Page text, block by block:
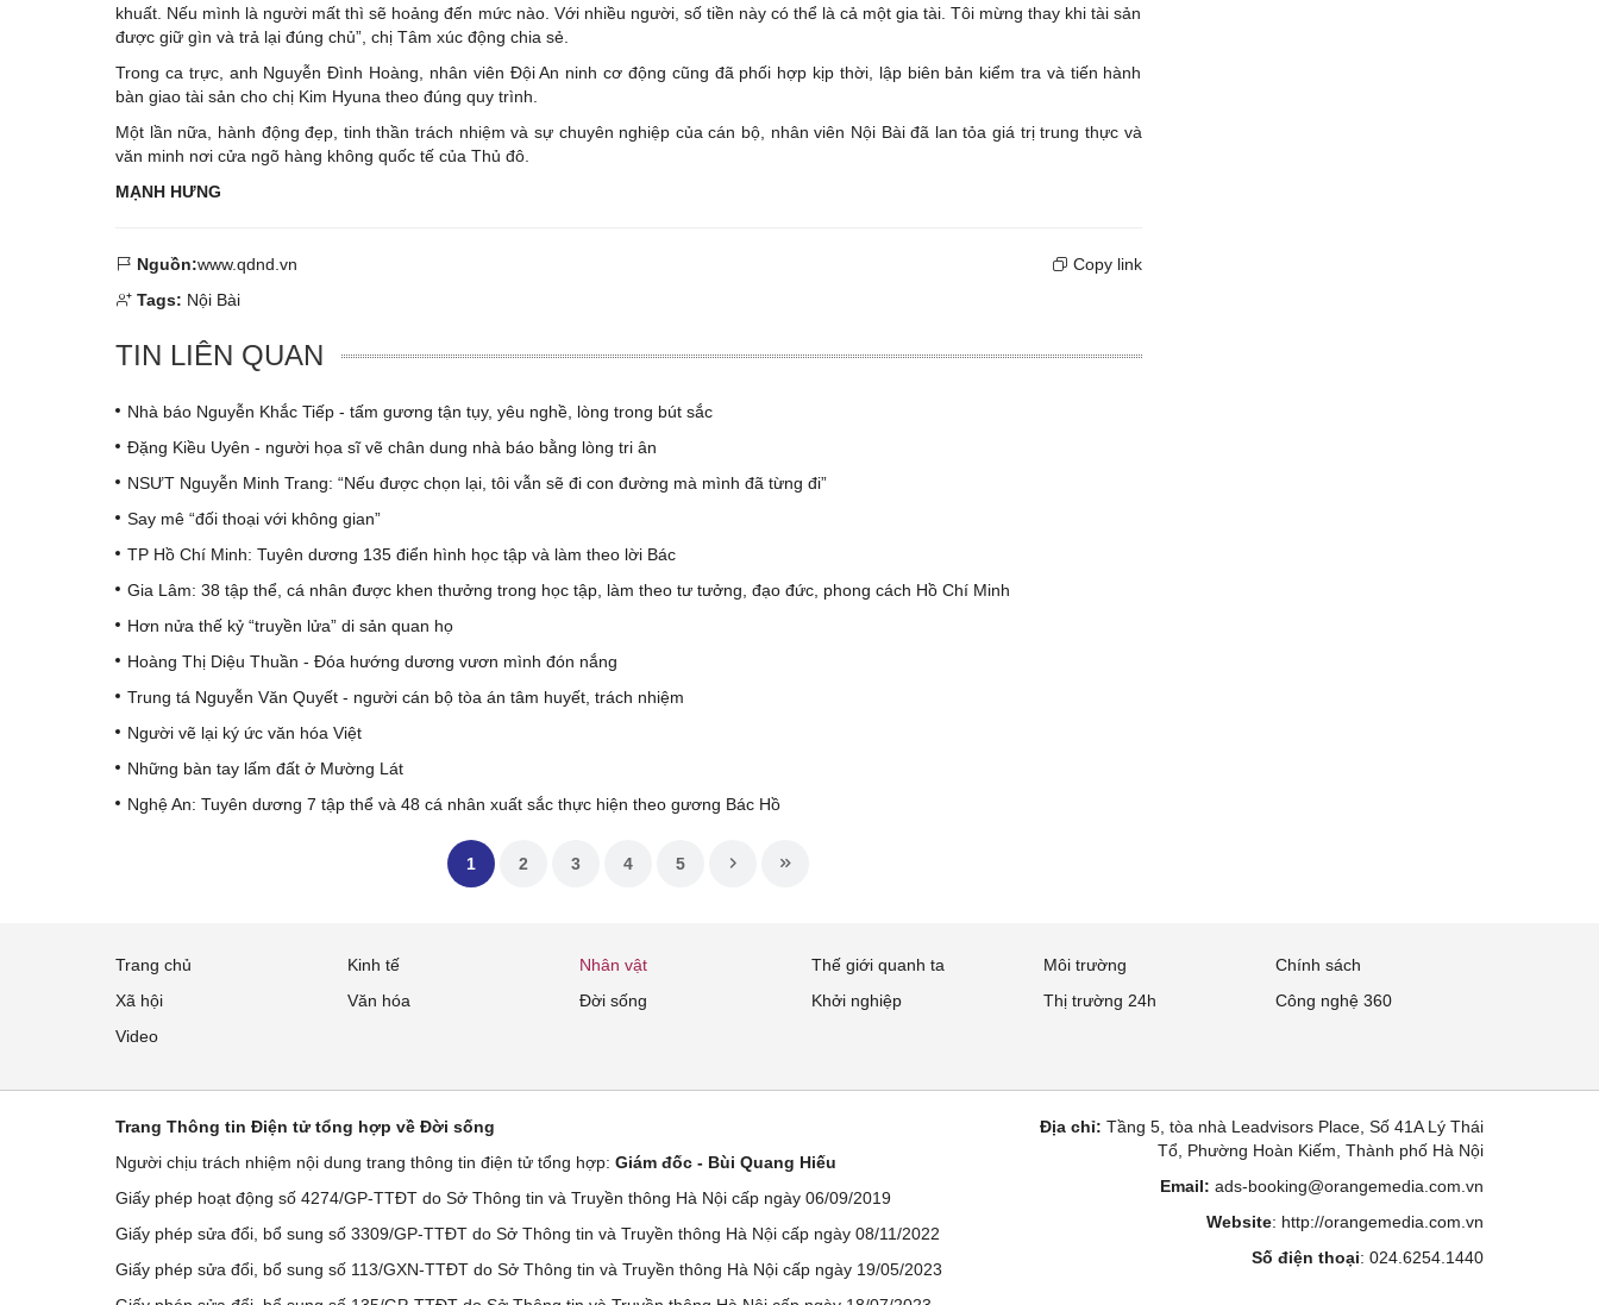
khuất. Nếu mình là người mất thì sẽ hoảng đến mức nào. Với nhiều người, số tiền này có thể là cả một gia tài. Tôi mừng thay khi tài sản
được giữ gìn và trả lại đúng chủ”, chị Tâm xúc động chia sẻ.
Trong ca trực, anh Nguyễn Đình Hoàng, nhân viên Đội An ninh cơ động cũng đã phối hợp kịp thời, lập biên bản kiểm tra và tiến hành
bàn giao tài sản cho chị Kim Hyuna theo đúng quy trình.
Một lần nữa, hành động đẹp, tinh thần trách nhiệm và sự chuyên nghiệp của cán bộ, nhân viên Nội Bài đã lan tỏa giá trị trung thực và
văn minh nơi cửa ngõ hàng không quốc tế của Thủ đô.
MẠNH HƯNG
Nguồn:www.qdnd.vn
Copy link
Tags: Nội Bài
TIN LIÊN QUAN
Nhà báo Nguyễn Khắc Tiếp - tấm gương tận tụy, yêu nghề, lòng trong bút sắc
Đặng Kiều Uyên - người họa sĩ vẽ chân dung nhà báo bằng lòng tri ân ​
NSƯT Nguyễn Minh Trang: “Nếu được chọn lại, tôi vẫn sẽ đi con đường mà mình đã từng đi”
Say mê “đối thoại với không gian”
TP Hồ Chí Minh: Tuyên dương 135 điển hình học tập và làm theo lời Bác
Gia Lâm: 38 tập thể, cá nhân được khen thưởng trong học tập, làm theo tư tưởng, đạo đức, phong cách Hồ Chí Minh
Hơn nửa thế kỷ “truyền lửa” di sản quan họ
Hoàng Thị Diệu Thuần - Đóa hướng dương vươn mình đón nắng
Trung tá Nguyễn Văn Quyết - người cán bộ tòa án tâm huyết, trách nhiệm
Người vẽ lại ký ức văn hóa Việt
Những bàn tay lấm đất ở Mường Lát
Nghệ An: Tuyên dương 7 tập thể và 48 cá nhân xuất sắc thực hiện theo gương Bác Hồ
1 2 3 4 5
Trang chủ Kinh tế Nhân vật Thế giới quanh ta Môi trường
Chính sách
Xã hội
Văn hóa Đời sống Khởi nghiệp Thị trường 24h
Công nghệ 360
Video
Trang Thông tin Điện tử tổng hợp về Đời sống
Người chịu trách nhiệm nội dung trang thông tin điện tử tổng hợp: Giám đốc - Bùi Quang Hiếu
Giấy phép hoạt động số 4274/GP-TTĐT do Sở Thông tin và Truyền thông Hà Nội cấp ngày 06/09/2019
Giấy phép sửa đổi, bổ sung số 3309/GP-TTĐT do Sở Thông tin và Truyền thông Hà Nội cấp ngày 08/11/2022
Giấy phép sửa đổi, bổ sung số 113/GXN-TTĐT do Sở Thông tin và Truyền thông Hà Nội cấp ngày 19/05/2023
Địa chỉ: Tầng 5, tòa nhà Leadvisors Place, Số 41A Lý Thái
Tổ, Phường Hoàn Kiếm, Thành phố Hà Nội
Email: ads-booking@orangemedia.com.vn
Website: http://orangemedia.com.vn
Số điện thoại: 024.6254.1440